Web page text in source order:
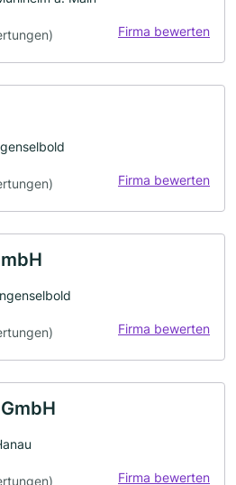
Firma bewerten
Firma bewerten
Firma bewerten
Firma bewerten